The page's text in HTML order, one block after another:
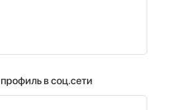
в соц.сети